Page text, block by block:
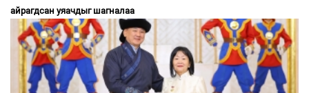
айрагдсан уяачдыг шагналаа